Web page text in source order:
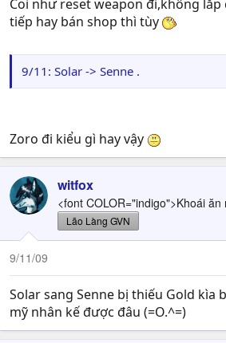
Coi như reset weapon đi,không lắp
tiếp hay bán shop thì tùy
9/11: Solar -> Senne .
Zoro đi kiểu gì hay vậy
witfox
<font COLOR="indigo">Khoái
Lão Làng GVN
9/11/09
Solar sang Senne bị thiếu Gold kìa
mỹ nhân kế được đâu (=O.^=)